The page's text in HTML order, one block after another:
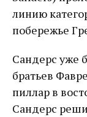
линию
побережье
Сандерс уже
братьев
пиллар в
Сандерс